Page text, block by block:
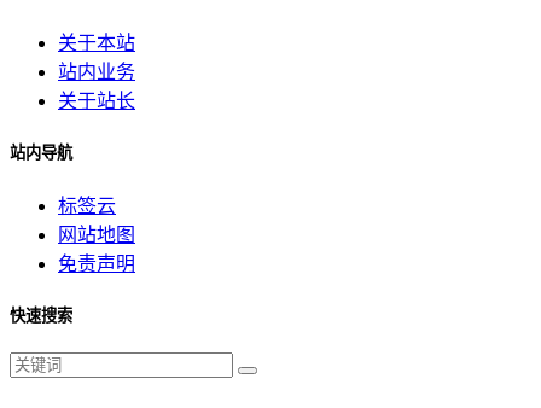
关于本站
站内业务
关于站长
站内导航
标签云
网站地图
免责声明
快速搜索